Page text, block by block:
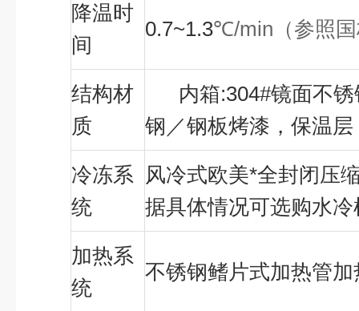
降温时
间
0.7~1.3℃/min （参照
结构材
质
内箱:304#镜面不
钢／钢板烤漆，保温
冷冻系
统
风冷式欧美*全封闭压
据具体情况可选购水冷
加热系
统
不锈钢鳍片式加热管